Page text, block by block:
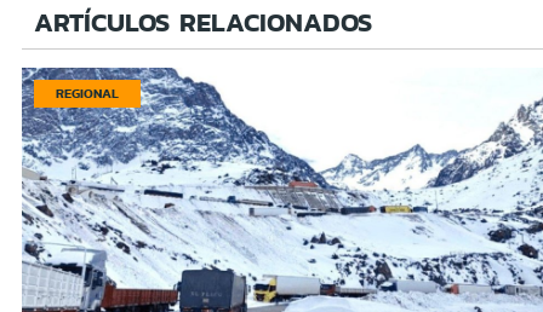
ARTÍCULOS RELACIONADOS
REGIONAL